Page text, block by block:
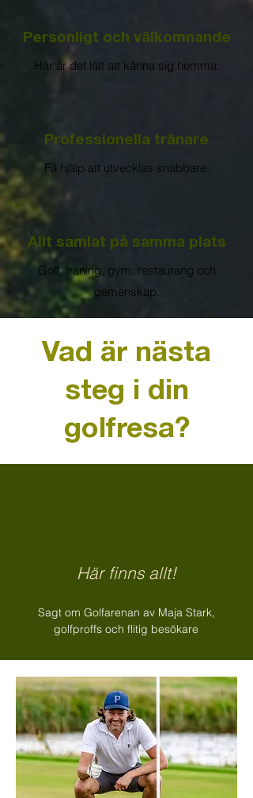
Personligt och välkomnande
Här är det lätt att känna sig hemma.
Professionella tränare
Få hjälp att utvecklas snabbare.
Allt samlat på samma plats
Golf, träning, gym, restaurang och
gemenskap.
Vad är nästa
steg i din
golfresa?
Här finns allt!
Sagt om Golfarenan av Maja Stark,
golfproffs och flitig besökare